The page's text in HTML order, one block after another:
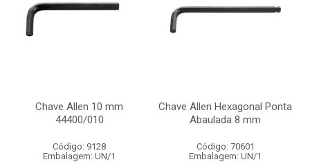
Chave Allen 10 mm
44400/010
Código: 9128
Embalagem: UN/1
Chave Allen Hexagonal Ponta
Abaulada 8 mm
Código: 70601
Embalagem: UN/1